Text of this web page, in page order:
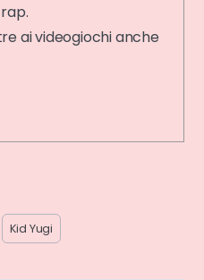
ai videogiochi anche
Kid Yugi